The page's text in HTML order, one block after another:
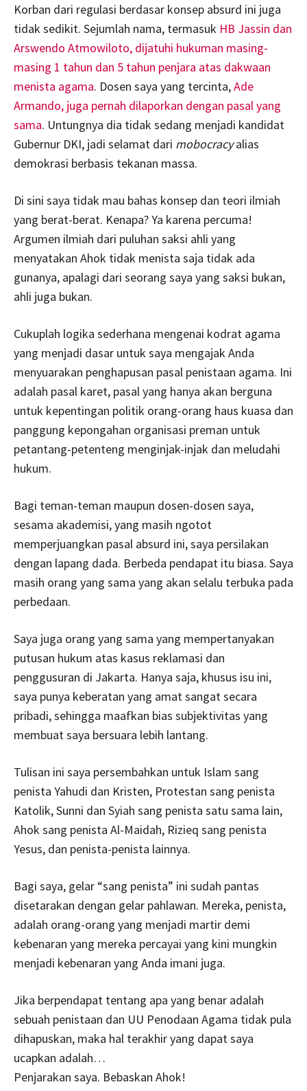
Korban dari regulasi berdasar konsep absurd ini juga
tidak sedikit. Sejumlah nama, termasuk HB Jassin dan
Arswendo Atmowiloto, dijatuhi hukuman masing-
masing 1 tahun dan 5 tahun penjara atas dakwaan
menista agama. Dosen saya yang tercinta,Ade
Armando, juga pernah dilaporkan dengan pasal yang
sama. Untungnya dia tidak sedang menjadi kandidat
Gubernur DKI, jadi selamat dari mobocracyalias
demokrasi berbasis tekanan massa.
Di sini saya tidak mau bahas konsep dan teori ilmiah
yang berat-berat. Kenapa? Ya karena percuma!
Argumen ilmiah dari puluhan saksi ahli yang
menyatakan Ahok tidak menista saja tidak ada
gunanya, apalagi dari seorang saya yang saksi bukan,
ahli juga bukan.
Cukuplah logika sederhana mengenai kodrat agama
yang menjadi dasar untuk saya mengajak Anda
menyuarakan penghapusan pasal penistaan agama. Ini
adalah pasal karet, pasal yang hanya akan berguna
untuk kepentingan politik orang-orang haus kuasa dan
panggung kepongahan organisasi preman untuk
petantang-petenteng menginjak-injak dan meludahi
hukum.
Bagi teman-teman maupun dosen-dosen saya,
sesama akademisi, yang masih ngotot
memperjuangkan pasal absurd ini, saya persilakan
dengan lapang dada. Berbeda pendapat itu biasa. Saya
masih orang yang sama yang akan selalu terbuka pada
perbedaan.
Saya juga orang yang sama yang mempertanyakan
putusan hukum atas kasus reklamasi dan
penggusuran di Jakarta. Hanya saja, khusus isu ini,
saya punya keberatan yang amat sangat secara
pribadi, sehingga maafkan bias subjektivitas yang
membuat saya bersuara lebih lantang.
Tulisan ini saya persembahkan untuk Islam sang
penista Yahudi dan Kristen, Protestan sang penista
Katolik, Sunni dan Syiah sang penista satu sama lain,
Ahok sang penista Al-Maidah, Rizieq sang penista
Yesus, dan penista-penista lainnya.
Bagi saya, gelar “sang penista” ini sudah pantas
disetarakan dengan gelar pahlawan. Mereka, penista,
adalah orang-orang yang menjadi martir demi
kebenaran yang mereka percayai yang kini mungkin
menjadi kebenaran yang Anda imani juga.
Jika berpendapat tentang apa yang benar adalah
sebuah penistaan dan UU Penodaan Agama tidak pula
dihapuskan, maka hal terakhir yang dapat saya
ucapkan adalah…
Penjarakan saya. Bebaskan Ahok!